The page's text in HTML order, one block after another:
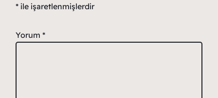
* ile işaretlenmişlerdir
Yorum *